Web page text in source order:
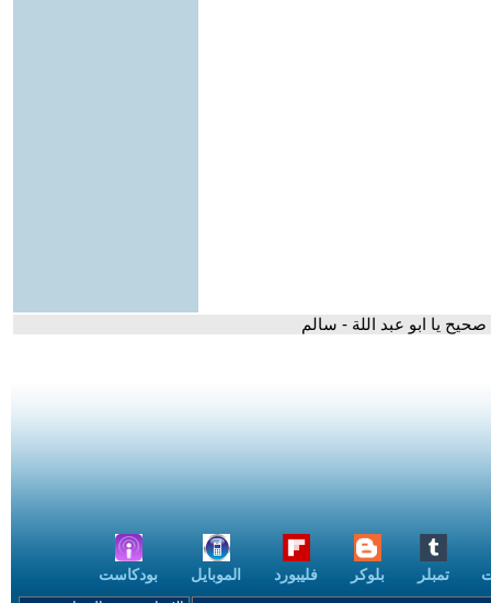
صحيح يا ابو عبد اللة - سالم
تمبلر بلوكر فليبورد الموبايل بودكاست